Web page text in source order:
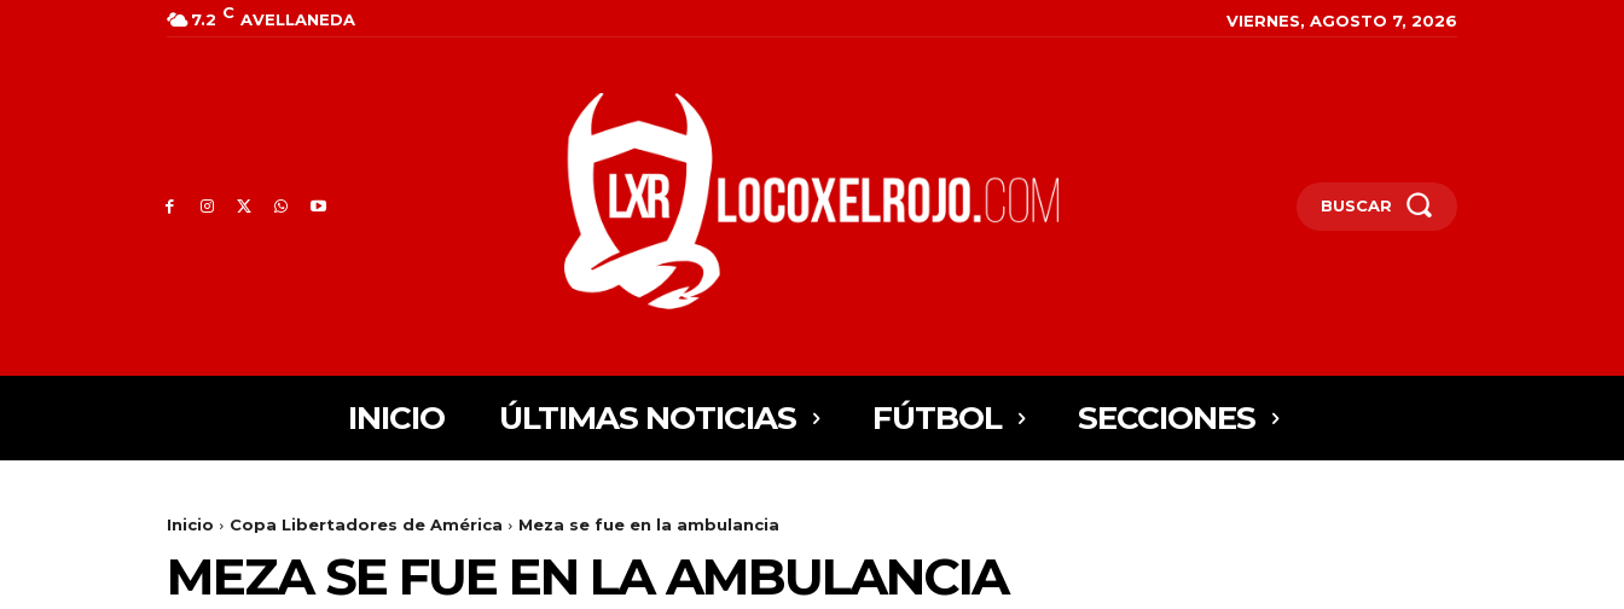
7.2 C AVELLANEDA VIERNES, AGOSTO 7, 2026
BUSCAR
INICIO ÚLTIMAS NOTICIAS FÚTBOL SECCIONES
Inicio Copa Libertadores de América Meza se fue en la ambulancia
MEZA SE FUE EN LA AMBULANCIA